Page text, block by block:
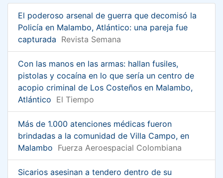
El poderoso arsenal de guerra que decomisó la
Policía en Malambo, Atlántico: una pareja fue
capturada Revista Semana
Con las manos en las armas: hallan fusiles,
pistolas y cocaína en lo que sería un centro de
acopio criminal de Los Costeños en Malambo,
Atlántico El Tiempo
Más de 1.000 atenciones médicas fueron
brindadas a la comunidad de Villa Campo, en
Malambo Fuerza Aeroespacial Colombiana
Sicarios asesinan a tendero dentro de su